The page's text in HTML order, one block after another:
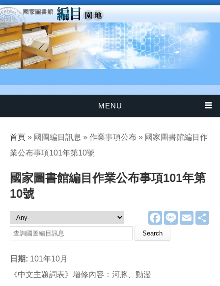
移至主內容
MENU
您在這裡
首頁 » 國圖編目訊息 » 作業事項公布 » 國家圖書館編目作
業公布事項101年第10號
國家圖書館編目作業公布事項101年第
10號
F
a
e
L
E
m
國圖編目訊息
Search this site
日期: 101年10月
《中文主題詞表》增修內容：河豚、動漫